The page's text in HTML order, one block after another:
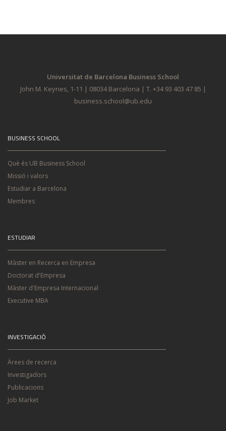
Universitat de Barcelona Business School
John M. Keynes, 1-11 | 08034 Barcelona | T. +34 93 403 47 85 |
business.school@ub.edu
BUSINESS SCHOOL
Què és UB Business School
Missió i valors
Estudiar a Barcelona
Membres
ESTUDIAR
Màster en Recerca en Empresa
Doctorat d'Empresa
Màster d'Empresa Internacional
Executive MBA
INVESTIGACIÓ
Àrees de recerca
Investigadors
Publicacions
Job Market